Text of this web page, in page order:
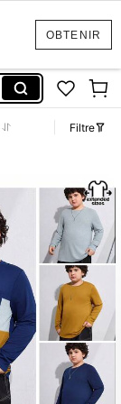
OBTENIR
Filtre